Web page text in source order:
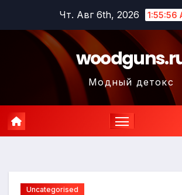
содержимому
Чт. Авг 6th, 2026 1:55:57
Модный детокс
Uncategorised